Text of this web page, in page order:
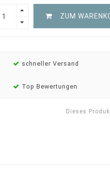
ZUM
schneller Versand
Top Bewertungen
Dieses